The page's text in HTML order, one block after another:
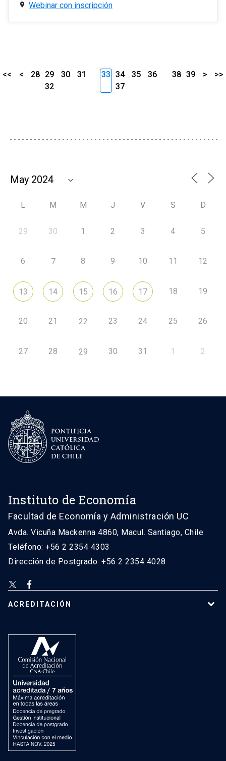
Webinar con inscripción
<< < 28 29 30
31
32
33 34 35
36
37
38 39 > >>
L M M J V S D
29 30 1 2 3 4 5
6 7 8 9 10 11 12
13 14 15 16 17 18 19
20 21 22 23 24 25 26
27 28 29 30 31 1 2
Instituto de Economía
Facultad de Economía y Administración UC
Avda. Vicuña Mackenna 4860, Macul. Santiago, Chile
Teléfono: +56 2 2354 4303
Dirección de Postgrado: +56 2 2354 4028
ACREDITACIÓN